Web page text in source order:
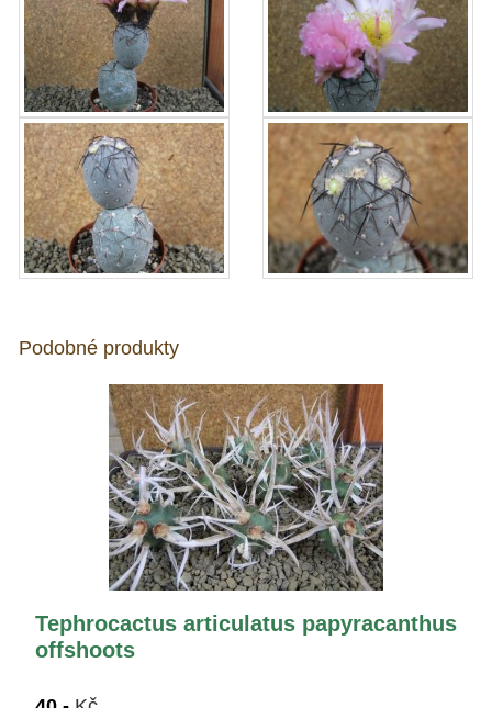
Podobné produkty
Tephrocactus articulatus papyracanthus
offshoots